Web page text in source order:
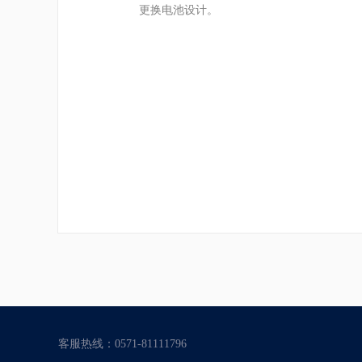
更换电池设计。
客服热线：0571-81111796